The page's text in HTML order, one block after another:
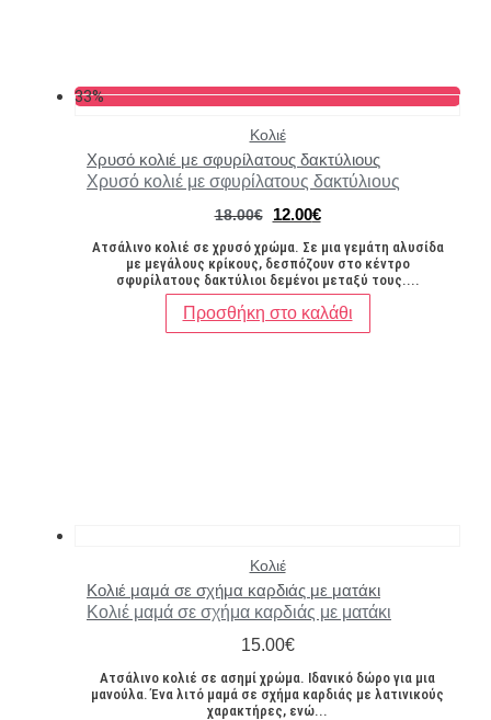
33%
Κολιέ
Χρυσό κολιέ με σφυρίλατους δακτύλιους
Χρυσό κολιέ με σφυρίλατους δακτύλιους
18.00€
Original
was:
18.00€.
12.00€Η
τιμή
είναι:
12.00€.
Ατσάλινο κολιέ σε χρυσό χρώμα. Σε μια γεμάτη αλυσίδα
με μεγάλους κρίκους, δεσπόζουν στο κέντρο
σφυρίλατους δακτύλιοι δεμένοι μεταξύ τους....
Προσθήκη στο καλάθι
Κολιέ
Κολιέ μαμά σε σχήμα καρδιάς με ματάκι
Κολιέ μαμά σε σχήμα καρδιάς με ματάκι
15.00€
Ατσάλινο κολιέ σε ασημί χρώμα. Ιδανικό δώρο για μια
μανούλα. Ένα λιτό μαμά σε σχήμα καρδιάς με λατινικούς
χαρακτήρες, ενώ...